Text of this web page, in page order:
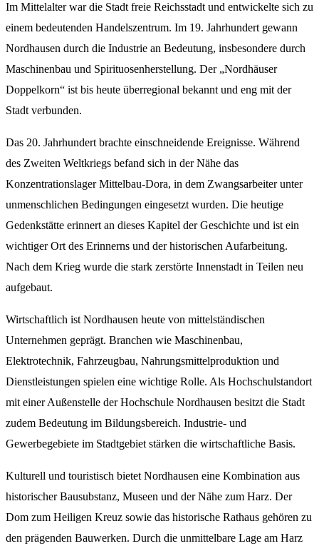
Im Mittelalter war die Stadt freie Reichsstadt und entwickelte sich zu
einem bedeutenden Handelszentrum. Im 19. Jahrhundert gewann
Nordhausen durch die Industrie an Bedeutung, insbesondere durch
Maschinenbau und Spirituosenherstellung. Der „Nordhäuser
Doppelkorn“ ist bis heute überregional bekannt und eng mit der
Stadt verbunden.
Das 20. Jahrhundert brachte einschneidende Ereignisse. Während
des Zweiten Weltkriegs befand sich in der Nähe das
Konzentrationslager Mittelbau-Dora, in dem Zwangsarbeiter unter
unmenschlichen Bedingungen eingesetzt wurden. Die heutige
Gedenkstätte erinnert an dieses Kapitel der Geschichte und ist ein
wichtiger Ort des Erinnerns und der historischen Aufarbeitung.
Nach dem Krieg wurde die stark zerstörte Innenstadt in Teilen neu
aufgebaut.
Wirtschaftlich ist Nordhausen heute von mittelständischen
Unternehmen geprägt. Branchen wie Maschinenbau,
Elektrotechnik, Fahrzeugbau, Nahrungsmittelproduktion und
Dienstleistungen spielen eine wichtige Rolle. Als Hochschulstandort
mit einer Außenstelle der Hochschule Nordhausen besitzt die Stadt
zudem Bedeutung im Bildungsbereich. Industrie- und
Gewerbegebiete im Stadtgebiet stärken die wirtschaftliche Basis.
Kulturell und touristisch bietet Nordhausen eine Kombination aus
historischer Bausubstanz, Museen und der Nähe zum Harz. Der
Dom zum Heiligen Kreuz sowie das historische Rathaus gehören zu
den prägenden Bauwerken. Durch die unmittelbare Lage am Harz